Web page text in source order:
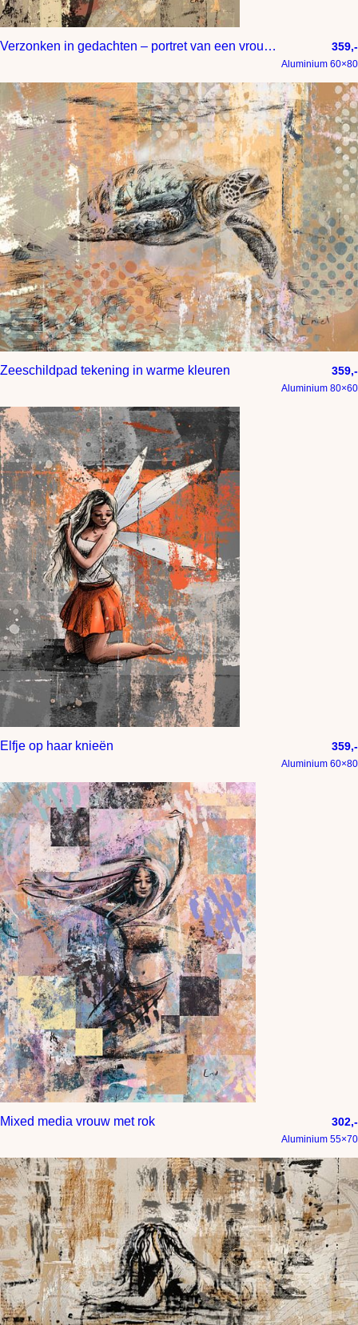
Verzonken in gedachten – portret van een vrouw met gesloten ogen 359,-
Aluminium 60×80
Zeeschildpad tekening in warme kleuren 359,-
Aluminium 80×60
Elfje op haar knieën 359,-
Aluminium 60×80
Mixed media vrouw met rok 302,-
Aluminium 55×70